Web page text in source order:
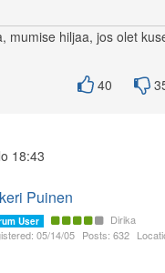
mumise hiljaa, jos olet
40
18:43
Puinen
User
Dirika
05/14/05 Posts: 632